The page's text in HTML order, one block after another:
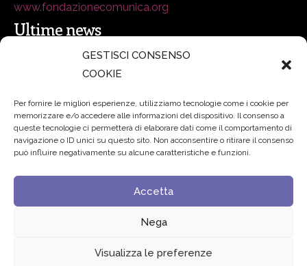
GESTISCI CONSENSO
COOKIE
Per fornire le migliori esperienze, utilizziamo tecnologie come i cookie per
memorizzare e/o accedere alle informazioni del dispositivo. Il consenso a
queste tecnologie ci permetterà di elaborare dati come il comportamento di
navigazione o ID unici su questo sito. Non acconsentire o ritirare il consenso
può influire negativamente su alcune caratteristiche e funzioni.
Accetta
Nega
Visualizza le preferenze
www.fondazionecomunica.org
Ultime news
secsolutionforum 2026: è Bologna la nuova capitale
Padre Benanti: «Intelligenza artificiale? Contro i nuovi
algoritmi del potere serve una governance condivisa»
Edvance – Digital Education Hub Higher Education